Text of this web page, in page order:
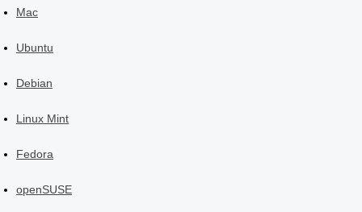
Mac
Ubuntu
Debian
Linux Mint
Fedora
openSUSE